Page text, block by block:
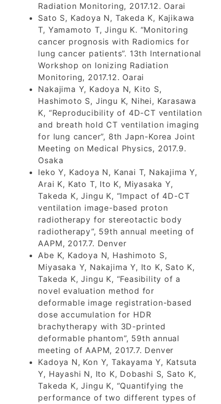
Radiation Monitoring, 2017.12. Oarai
Sato S, Kadoya N, Takeda K, Kajikawa
T, Yamamoto T, Jingu K. “Monitoring
cancer prognosis with Radiomics for
lung cancer patients”. 13th International
Workshop on Ionizing Radiation
Monitoring, 2017.12. Oarai
Nakajima Y, Kadoya N, Kito S,
Hashimoto S, Jingu K, Nihei, Karasawa
K, “Reproducibility of 4D-CT ventilation
and breath hold CT ventilation imaging
for lung cancer”, 8th Japn-Korea Joint
Meeting on Medical Physics, 2017.9.
Osaka
Ieko Y, Kadoya N, Kanai T, Nakajima Y,
Arai K, Kato T, Ito K, Miyasaka Y,
Takeda K, Jingu K, “Impact of 4D-CT
ventilation image-based proton
radiotherapy for stereotactic body
radiotherapy”, 59th annual meeting of
AAPM, 2017.7. Denver
Abe K, Kadoya N, Hashimoto S,
Miyasaka Y, Nakajima Y, Ito K, Sato K,
Takeda K, Jingu K, “Feasibility of a
novel evaluation method for
deformable image registration-based
dose accumulation for HDR
brachytherapy with 3D-printed
deformable phantom”, 59th annual
meeting of AAPM, 2017.7. Denver
Kadoya N, Kon Y, Takayama Y, Katsuta
Y, Hayashi N, Ito K, Dobashi S, Sato K,
Takeda K, Jingu K, “Quantifying the
performance of two different types of